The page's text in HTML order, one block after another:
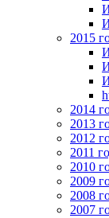
2015
2014
2013
2012
2011
2010
2009
2008
2007